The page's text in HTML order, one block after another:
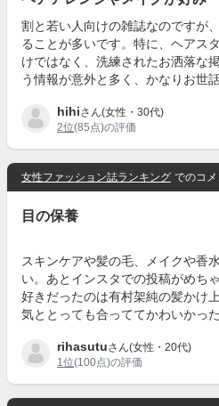
割と若い人向けの雑誌なのですが
ることが多いです。特に、ヘアス
けではなく、洗練されたお洒落な
う情報が意外と多く、かなりお世
hihiさん(女性・30代)
2位(85点)の評価
女性ファッション誌ランキング でのコメ
目の保養
スキンケアや髪の毛、メイクや香
い。あとインスタでの投稿がめち
好きだったのは有村架純の髪かけ
気ととっても合っててかわいかった
rihasutuさん(女性・20代)
1位(100点)の評価